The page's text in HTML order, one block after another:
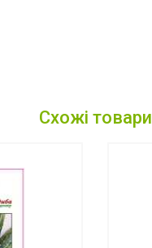
Схожі товари